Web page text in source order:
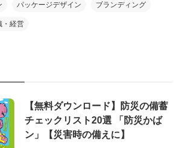
パッケージデザイン ブランディング
・経営
【無料ダウンロード】防災の備蓄
チェックリスト20選 「防災かば
ン」【災害時の備えに】